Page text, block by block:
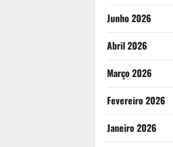
Junho 2026
Abril 2026
Março 2026
Fevereiro 2026
Janeiro 2026